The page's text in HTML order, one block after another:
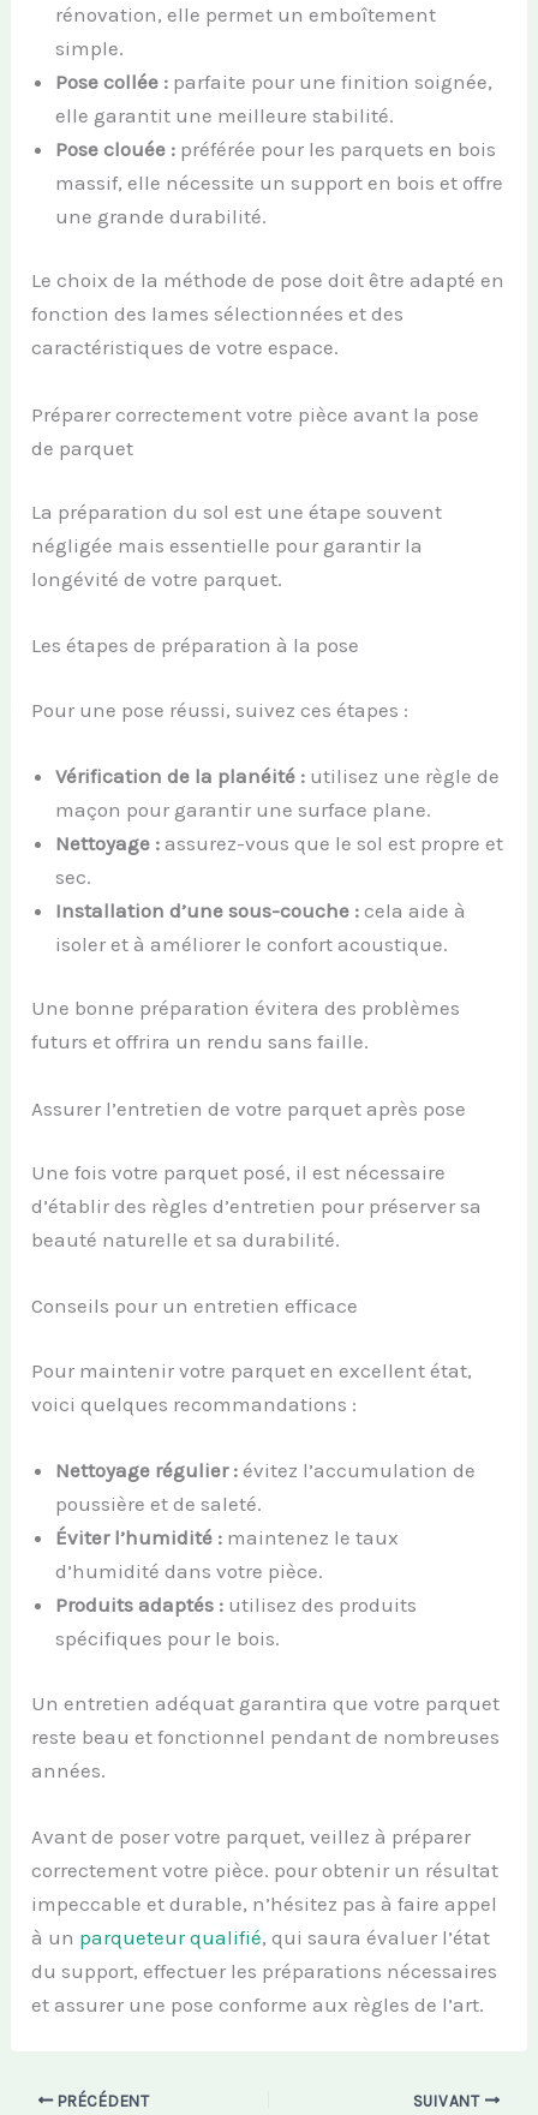
rénovation, elle permet un emboîtement
simple.
Pose collée : parfaite pour une finition soignée,
elle garantit une meilleure stabilité.
Pose clouée : préférée pour les parquets en bois
massif, elle nécessite un support en bois et offre
une grande durabilité.
Le choix de la méthode de pose doit être adapté en
fonction des lames sélectionnées et des
caractéristiques de votre espace.
Préparer correctement votre pièce avant la pose
de parquet
La préparation du sol est une étape souvent
négligée mais essentielle pour garantir la
longévité de votre parquet.
Les étapes de préparation à la pose
Pour une pose réussi, suivez ces étapes :
Vérification de la planéité : utilisez une règle de
maçon pour garantir une surface plane.
Nettoyage : assurez-vous que le sol est propre et
sec.
Installation d’une sous-couche : cela aide à
isoler et à améliorer le confort acoustique.
Une bonne préparation évitera des problèmes
futurs et offrira un rendu sans faille.
Assurer l’entretien de votre parquet après pose
Une fois votre parquet posé, il est nécessaire
d’établir des règles d’entretien pour préserver sa
beauté naturelle et sa durabilité.
Conseils pour un entretien efficace
Pour maintenir votre parquet en excellent état,
voici quelques recommandations :
Nettoyage régulier : évitez l’accumulation de
poussière et de saleté.
Éviter l’humidité : maintenez le taux
d’humidité dans votre pièce.
Produits adaptés : utilisez des produits
spécifiques pour le bois.
Un entretien adéquat garantira que votre parquet
reste beau et fonctionnel pendant de nombreuses
années.
Avant de poser votre parquet, veillez à préparer
correctement votre pièce. pour obtenir un résultat
impeccable et durable, n’hésitez pas à faire appel
à un parqueteur qualifié, qui saura évaluer l’état
du support, effectuer les préparations nécessaires
et assurer une pose conforme aux règles de l’art.
PRÉCÉDENT SUIVANT